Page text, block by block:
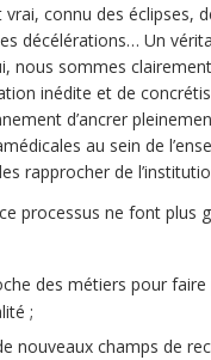
connu des éclipses,
décélérations… Un
nous sommes
inédite et de
d’ancrer
au sein de
rapprocher de
processus ne font plus
des métiers pour
;
nouveaux champs de